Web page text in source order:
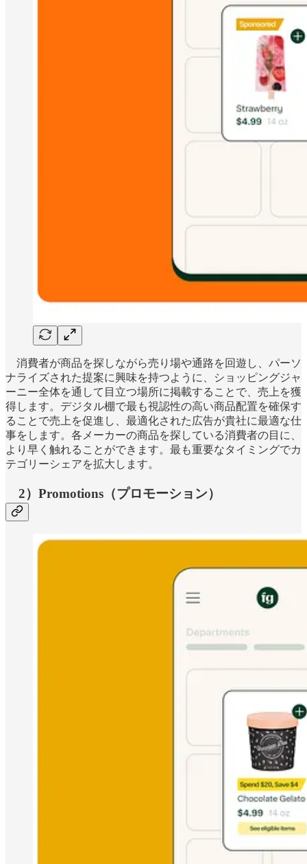
消費者が商品を探しながら売り場や通路を回遊し、パーソ
ナライズされた提案に興味を持つように、ショッピングジャ
ーニー全体を通して目立つ場所に掲載することで、売上を獲
得します。デジタル棚で最も視認性の高い商品配置を確保す
ることで売上を促進し、最適化された広告が貴社に最適な仕
事をします。各メーカーの商品を探している消費者の目に、
より早く触れることができます。最も重要なタイミングでカ
テゴリーシェアを拡大します。
2）Promotions（プロモーション）